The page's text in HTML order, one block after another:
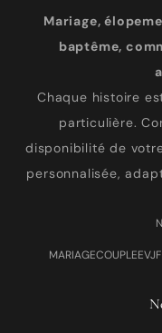
Mariage,
baptême,
Chaque histoire
particulière.
disponibilité de
personnalisée,
MARIAGECOUPLE